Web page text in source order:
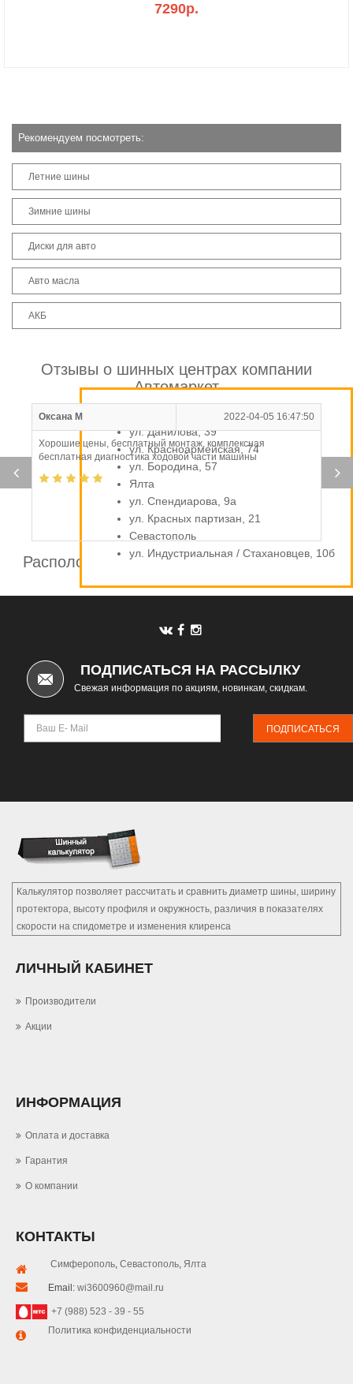
7290р.
Рекомендуем посмотреть:
Летние шины
Зимние шины
Диски для авто
Авто масла
АКБ
Отзывы о шинных центрах компании
Автомаркет
Оксана М 2022-04-05 16:47:50
Хорошие цены, бесплатный монтаж, комплексная
бесплатная диагностика ходовой части машины
Расположение шинных центров компании
ул. Данилова, 39
ул. Красноармейская, 74
ул. Бородина, 57
Ялта
ул. Спендиарова, 9а
ул. Красных партизан, 21
Севастополь
ул. Индустриальная / Стахановцев, 10б
ПОДПИСАТЬСЯ НА РАССЫЛКУ
Свежая информация по акциям, новинкам, скидкам.
ПОДПИСАТЬСЯ
Калькулятор позволяет рассчитать и сравнить диаметр шины, ширину
протектора, высоту профиля и окружность, различия в показателях
скорости на спидометре и изменения клиренса
ЛИЧНЫЙ КАБИНЕТ
Производители
Акции
ИНФОРМАЦИЯ
Оплата и доставка
Гарантия
О компании
КОНТАКТЫ
Симферополь, Севастополь, Ялта
Email: wi3600960@mail.ru
+7 (988) 523 - 39 - 55
Политика конфиденциальности